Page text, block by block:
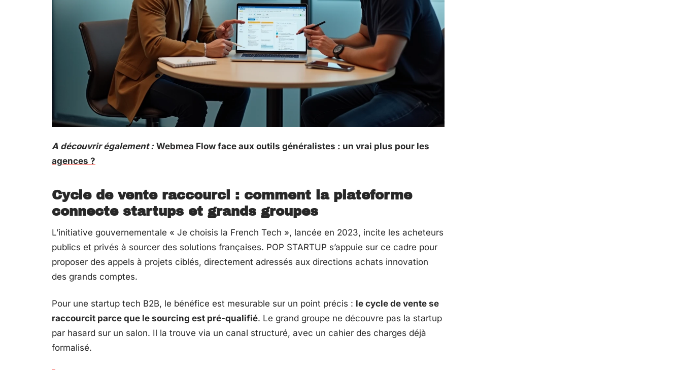
A découvrir également : Webmea Flow face aux outils généralistes : un vrai plus pour les
agences ?
Cycle de vente raccourci : comment la plateforme
connecte startups et grands groupes
L’initiative gouvernementale « Je choisis la French Tech », lancée en 2023, incite les acheteurs
publics et privés à sourcer des solutions françaises. POP STARTUP s’appuie sur ce cadre pour
proposer des appels à projets ciblés, directement adressés aux directions achats innovation
des grands comptes.
Pour une startup tech B2B, le bénéfice est mesurable sur un point précis : le cycle de vente se
raccourcit parce que le sourcing est pré-qualifié. Le grand groupe ne découvre pas la startup
par hasard sur un salon. Il la trouve via un canal structuré, avec un cahier des charges déjà
formalisé.